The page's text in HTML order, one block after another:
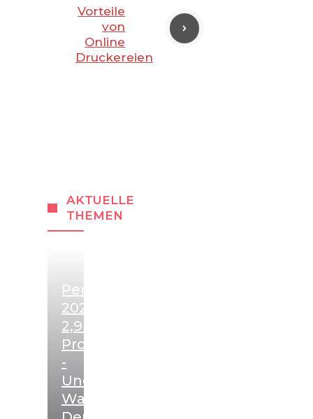
Vorteile
von
Online
Druckereien
AKTUELLE
THEMEN
Pensionserhöhung
2027:
2,95
Prozent
-
Und
Warum